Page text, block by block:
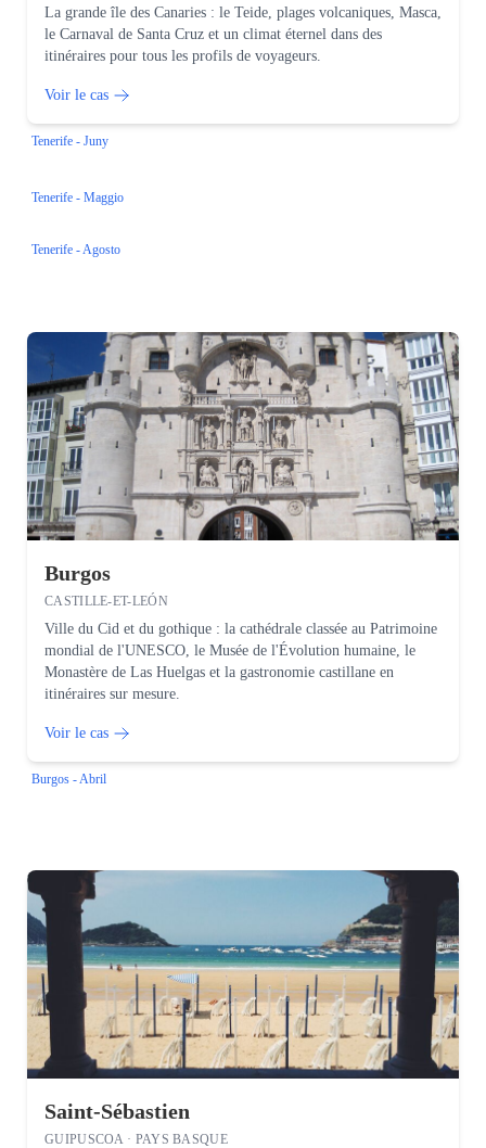
La grande île des Canaries : le Teide, plages volcaniques, Masca,
le Carnaval de Santa Cruz et un climat éternel dans des
itinéraires pour tous les profils de voyageurs.
Voir le cas
Tenerife - Juny
Tenerife - Maggio
Tenerife - Agosto
Burgos
CASTILLE-ET-LEÓN
Ville du Cid et du gothique : la cathédrale classée au Patrimoine
mondial de l'UNESCO, le Musée de l'Évolution humaine, le
Monastère de Las Huelgas et la gastronomie castillane en
itinéraires sur mesure.
Voir le cas
Burgos - Abril
Saint-Sébastien
GUIPUSCOA · PAYS BASQUE